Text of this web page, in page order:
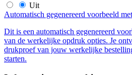
Uit
Automatisch gegenereerd voorbeeld
Dit is een automatisch gegenereerd
van de werkelijke opdruk opties. Je
drukproef van jouw werkelijke
starten.